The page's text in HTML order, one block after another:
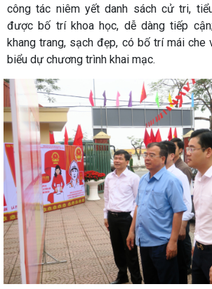
công tác niêm yết danh sách cử tri,
được bố trí khoa học, dễ dàng tiếp
khang trang, sạch đẹp, có bố trí mái che
biểu dự chương trình khai mạc.